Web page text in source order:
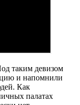
таким девизом
и напомнили
Как
палатах